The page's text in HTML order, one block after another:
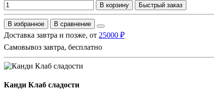
В корзину Быстрый заказ
В избранное В сравнение
Доставка завтра и позже, от 25000 ₽
Самовывоз завтра, бесплатно
Канди Клаб сладости